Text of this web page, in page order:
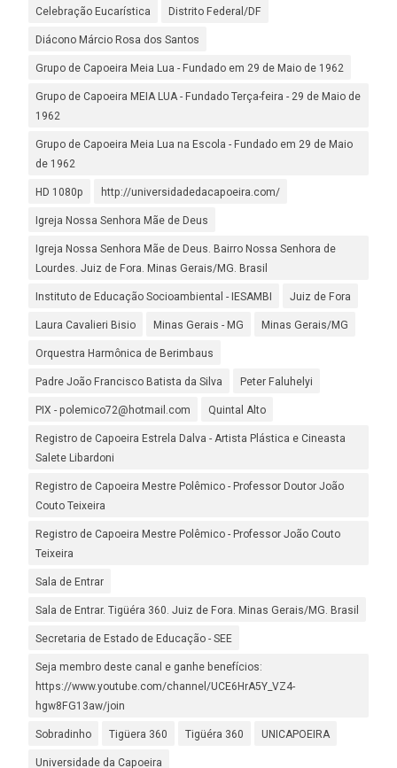
Celebração Eucarística Distrito Federal/DF
Diácono Márcio Rosa dos Santos
Grupo de Capoeira Meia Lua - Fundado em 29 de Maio de 1962
Grupo de Capoeira MEIA LUA - Fundado Terça-feira - 29 de Maio de
1962
Grupo de Capoeira Meia Lua na Escola - Fundado em 29 de Maio
de 1962
HD 1080p http://universidadedacapoeira.com/
Igreja Nossa Senhora Mãe de Deus
Igreja Nossa Senhora Mãe de Deus. Bairro Nossa Senhora de
Lourdes. Juiz de Fora. Minas Gerais/MG. Brasil
Instituto de Educação Socioambiental - IESAMBI Juiz de Fora
Laura Cavalieri Bisio Minas Gerais - MG Minas Gerais/MG
Orquestra Harmônica de Berimbaus
Padre João Francisco Batista da Silva Peter Faluhelyi
PIX - polemico72@hotmail.com Quintal Alto
Registro de Capoeira Estrela Dalva - Artista Plástica e Cineasta
Salete Libardoni
Registro de Capoeira Mestre Polêmico - Professor Doutor João
Couto Teixeira
Registro de Capoeira Mestre Polêmico - Professor João Couto
Teixeira
Sala de Entrar
Sala de Entrar. Tigüéra 360. Juiz de Fora. Minas Gerais/MG. Brasil
Secretaria de Estado de Educação - SEE
Seja membro deste canal e ganhe benefícios:
https://www.youtube.com/channel/UCE6HrA5Y_VZ4-
hgw8FG13aw/join
Sobradinho Tigüera 360 Tigüéra 360 UNICAPOEIRA
Universidade da Capoeira